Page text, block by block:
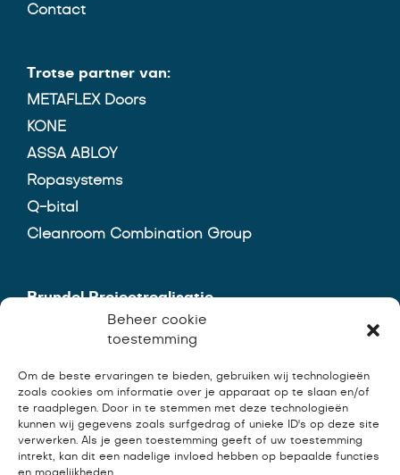
Beheer cookie
toestemming
Om de beste ervaringen te bieden, gebruiken wij technologieën
zoals cookies om informatie over je apparaat op te slaan en/of
te raadplegen. Door in te stemmen met deze technologieën
kunnen wij gegevens zoals surfgedrag of unieke ID's op deze site
verwerken. Als je geen toestemming geeft of uw toestemming
intrekt, kan dit een nadelige invloed hebben op bepaalde functies
en mogelijkheden.
Contact
Trotse partner van:
METAFLEX Doors
KONE
ASSA ABLOY
Ropasystems
Q-bital
Cleanroom Combination Group
Brundel Projectrealisatie
Mercatorstraat 13-09
0544 - 20 03 09
info@brundel-projectrealisatie.nl